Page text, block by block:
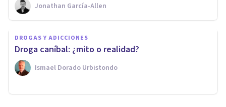
Jonathan García-Allen
DROGAS Y ADICCIONES
Droga caníbal: ¿mito o realidad?
Ismael Dorado Urbistondo
DROGAS Y ADICCIONES
¿La droga mata realmente?